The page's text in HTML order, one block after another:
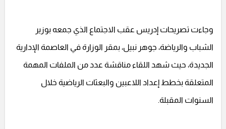
وجاءت تصريحات إدريس عقب الاجتماع الذي جمعه بوزير
الشباب والرياضة، جوهر نبيل، بمقر الوزارة في العاصمة الإدارية
الجديدة، حيث شهد اللقاء مناقشة عدد من الملفات المهمة
المتعلقة بخطط إعداد اللاعبين والبعثات الرياضية خلال
السنوات المقبلة.